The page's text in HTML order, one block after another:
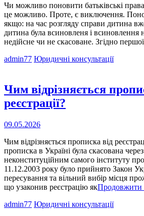
Чи можливо поновити батьківські
це можливо. Проте, є виключення.
якщо: на час розгляду справи дитина
дитина була всиновленя і всиновлення
недійсне чи не скасоване. Згідно першої
admin77 Cat
Юридичні консультації
Чим відрізняється
реєстрації?
Опубліковано
09.05.2026
Чим відрізняється прописка від
прописка в Україні була скасована
неконституційним самого інституту
11.12.2003 року було прийнято Закон
пересування та вільний вибір місця
що узаконив реєстрацію якПродовжити
admin77 Cat
Юридичні консультації